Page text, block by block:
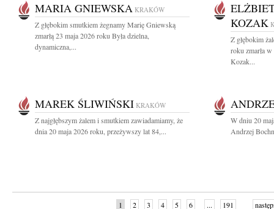
MARIA GNIEWSKA KRAKÓW
Z głębokim smutkiem żegnamy Marię Gniewską
zmarłą 23 maja 2026 roku Była dzielna,
dynamiczna,...
KOZAK
Z głębokim
roku zmarła
Kozak...
MAREK ŚLIWIŃSKI KRAKÓW
Z najgłębszym żalem i smutkiem zawiadamiamy, że
dnia 20 maja 2026 roku, przeżywszy lat 84,...
W dniu 20
Andrzej
1 2 3 4 5 6 ... 191